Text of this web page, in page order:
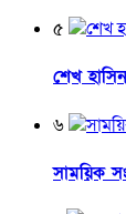
৫
শেখ
৬
সাময়িক